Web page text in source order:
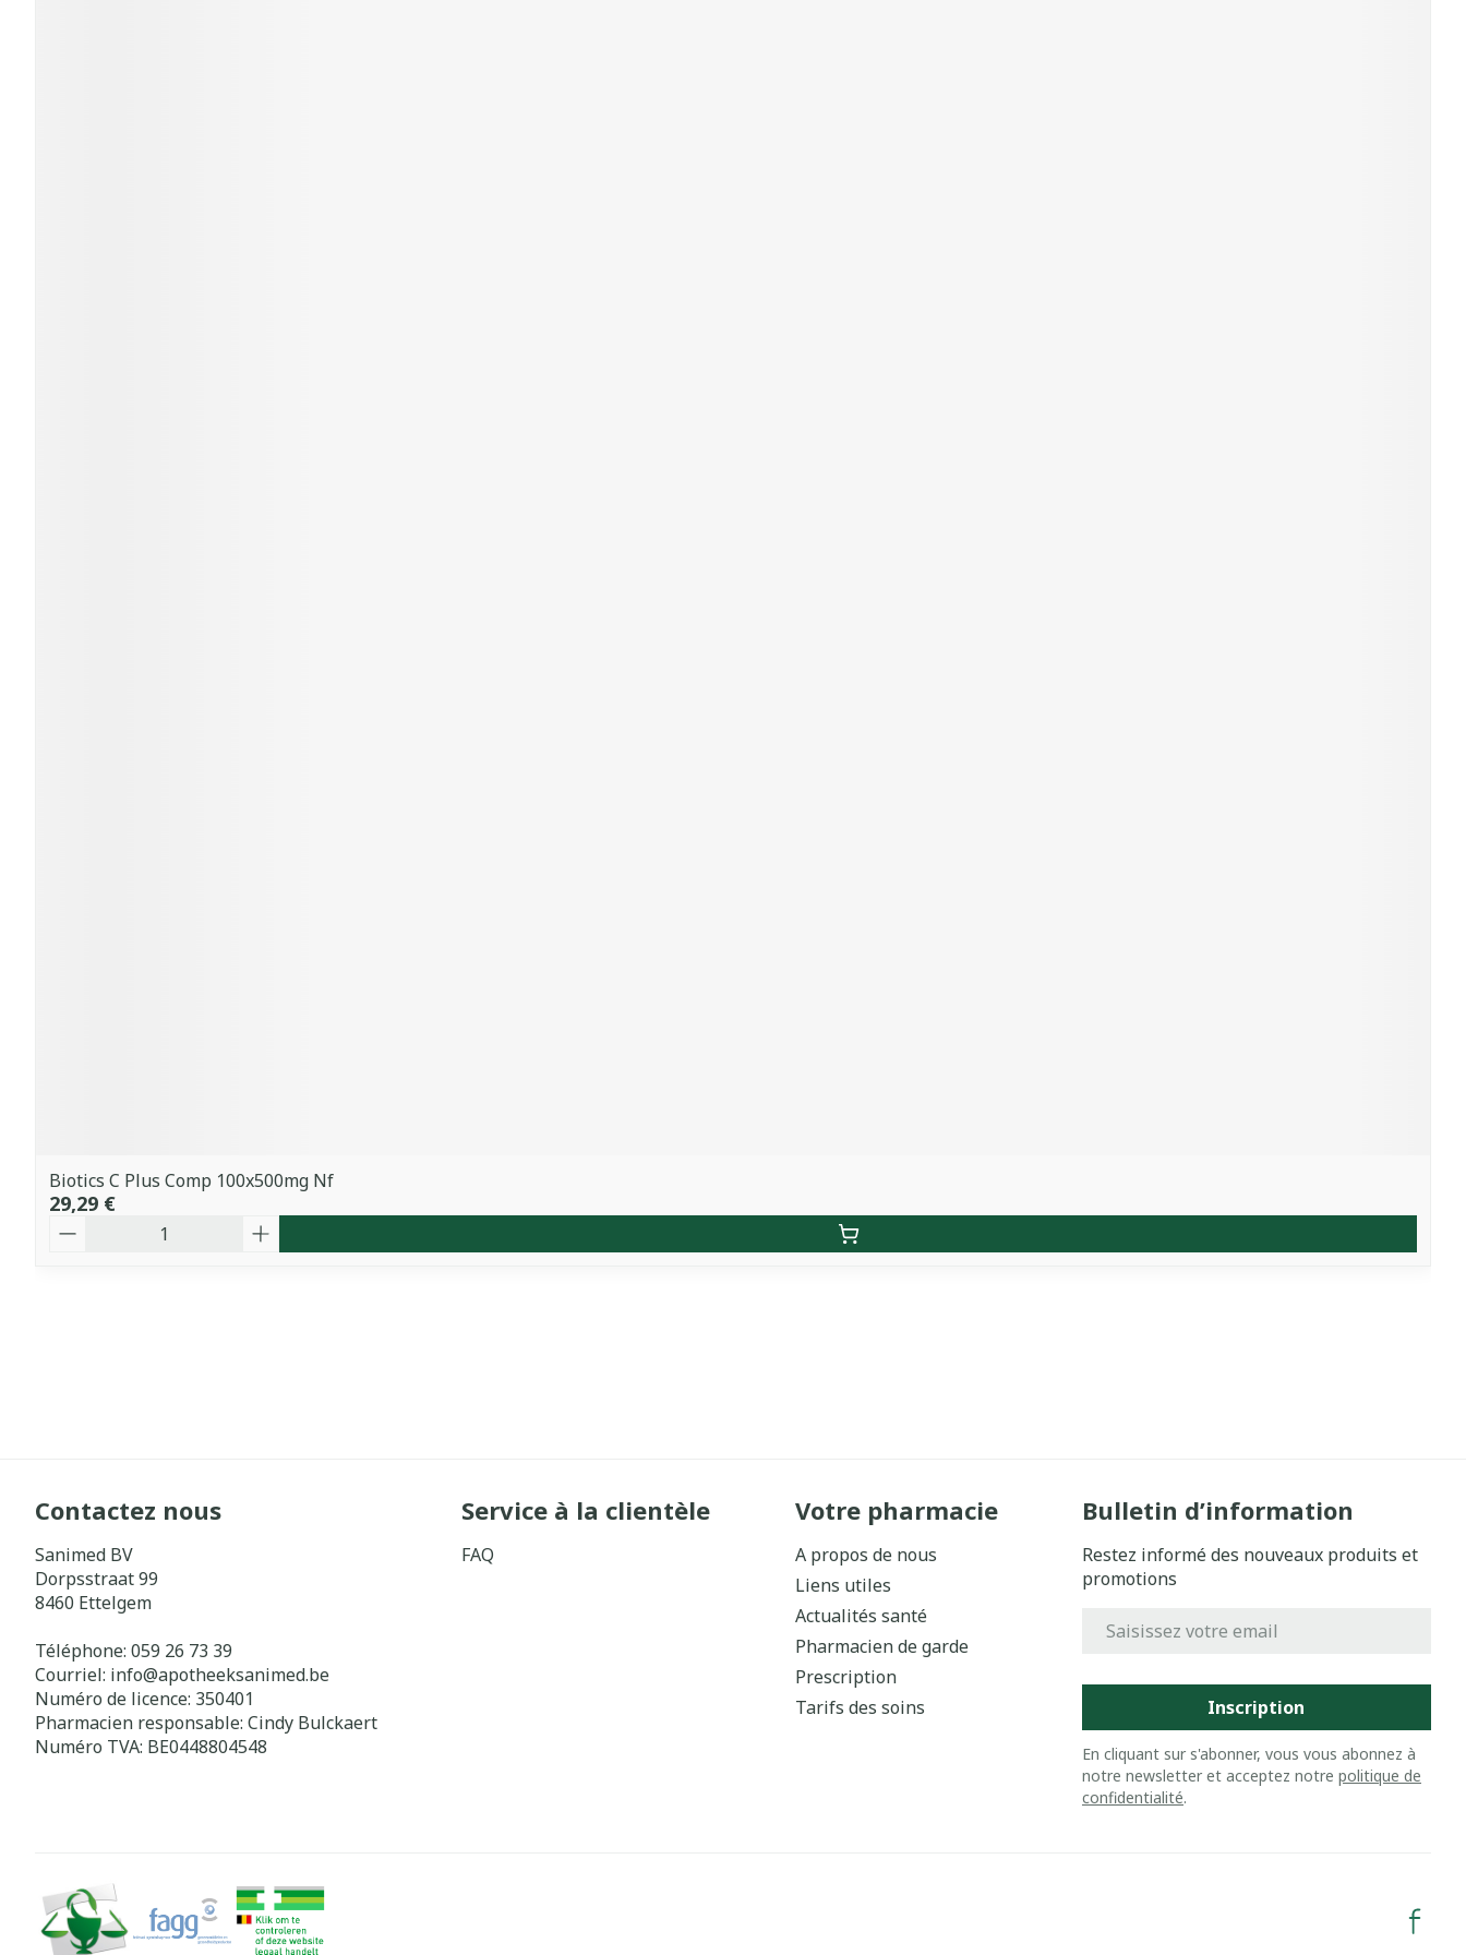
Biotics C Plus Comp 100x500mg Nf
29,29 €
Contactez nous
Sanimed BV
Dorpsstraat 99
8460 Ettelgem
Téléphone: 059 26 73 39
Courriel: info@apotheeksanimed.be
Numéro de licence: 350401
Pharmacien responsable: Cindy Bulckaert
Numéro TVA: BE0448804548
Service à la clientèle
FAQ
Votre pharmacie
A propos de nous
Liens utiles
Actualités santé
Pharmacien de garde
Prescription
Tarifs des soins
Bulletin d’information
Restez informé des nouveaux produits et
promotions
Inscription
En cliquant sur s'abonner, vous vous abonnez à
notre newsletter et acceptez notre politique de
confidentialité.